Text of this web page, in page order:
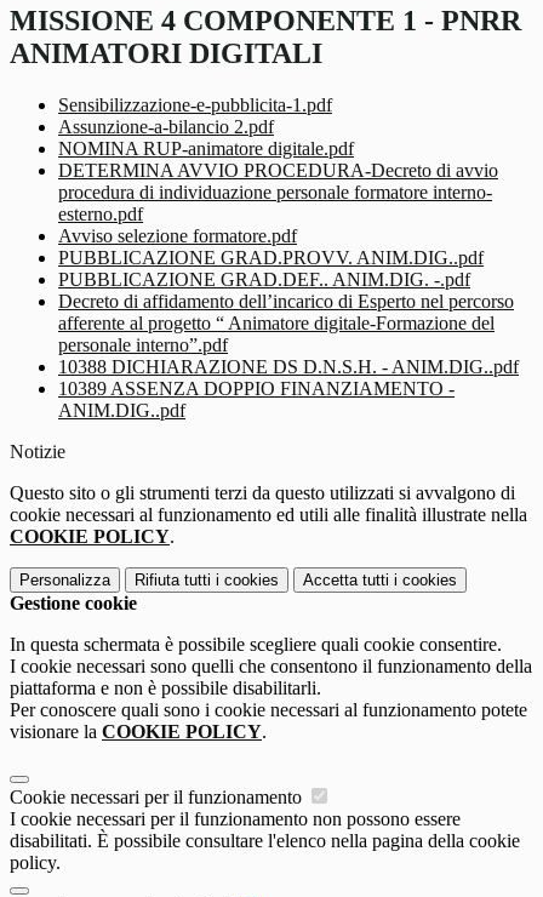
MISSIONE 4 COMPONENTE 1 - PNRR
ANIMATORI DIGITALI
Sensibilizzazione-e-pubblicita-1.pdf
Assunzione-a-bilancio 2.pdf
NOMINA RUP-animatore digitale.pdf
DETERMINA AVVIO PROCEDURA-Decreto di avvio
procedura di individuazione personale formatore interno-
esterno.pdf
Avviso selezione formatore.pdf
PUBBLICAZIONE GRAD.PROVV. ANIM.DIG..pdf
PUBBLICAZIONE GRAD.DEF.. ANIM.DIG. -.pdf
Decreto di affidamento dell’incarico di Esperto nel percorso
afferente al progetto “ Animatore digitale-Formazione del
personale interno”.pdf
10388 DICHIARAZIONE DS D.N.S.H. - ANIM.DIG..pdf
10389 ASSENZA DOPPIO FINANZIAMENTO -
ANIM.DIG..pdf
Notizie
Questo sito o gli strumenti terzi da questo utilizzati si avvalgono di
cookie necessari al funzionamento ed utili alle finalità illustrate nella
COOKIE POLICY.
Personalizza Rifiuta tutti i cookies Accetta tutti i cookies
Gestione cookie
In questa schermata è possibile scegliere quali cookie consentire.
I cookie necessari sono quelli che consentono il funzionamento della
piattaforma e non è possibile disabilitarli.
Per conoscere quali sono i cookie necessari al funzionamento potete
visionare la COOKIE POLICY.
Cookie necessari per il funzionamento
I cookie necessari per il funzionamento non possono essere
disabilitati. È possibile consultare l'elenco nella pagina della cookie
policy.